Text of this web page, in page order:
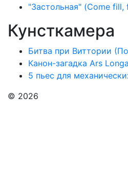
"Застольная" (Come
Кунсткамера
Битва при Виттории
Канон-загадка Ars
5 пьес для
© 2026